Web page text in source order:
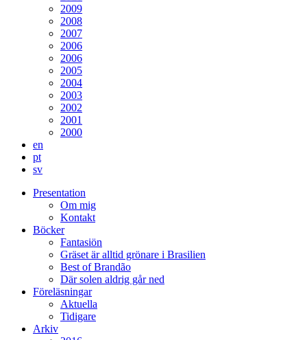
2009
2008
2007
2006
2006
2005
2004
2003
2002
2001
2000
en
pt
sv
Presentation
Om mig
Kontakt
Böcker
Fantasiön
Gräset är alltid grönare i Brasilien
Best of Brandão
Där solen aldrig går ned
Föreläsningar
Aktuella
Tidigare
Arkiv